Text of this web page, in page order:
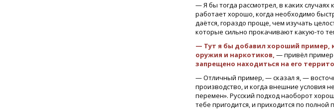
— Я бы тогда рассмотрел, в каких
работает хорошо, когда необходимо
даётся, гораздо проще, чем изучать
которые сильно прокачивают какую-то
— Тут я бы добавил хороший пример,
оружия и наркотиков, — привёл
запрещено находиться на его
— Отличный пример, — сказал я, —
производство, и когда внешние условия
перемен». Русский подход наоборот
тебе пригодится, и приходится по